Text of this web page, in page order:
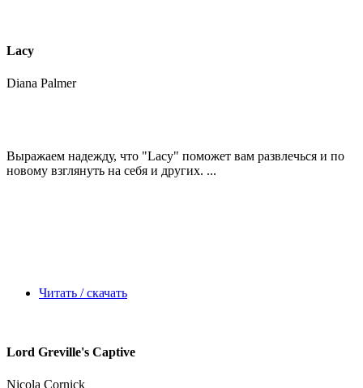
Lacy
Diana Palmer
Выражаем надежду, что "Lacy" поможет вам развлечься и по
новому взглянуть на себя и других. ...
Читать / скачать
Lord Greville's Captive
Nicola Cornick